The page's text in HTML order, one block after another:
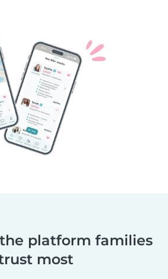
platform families
most